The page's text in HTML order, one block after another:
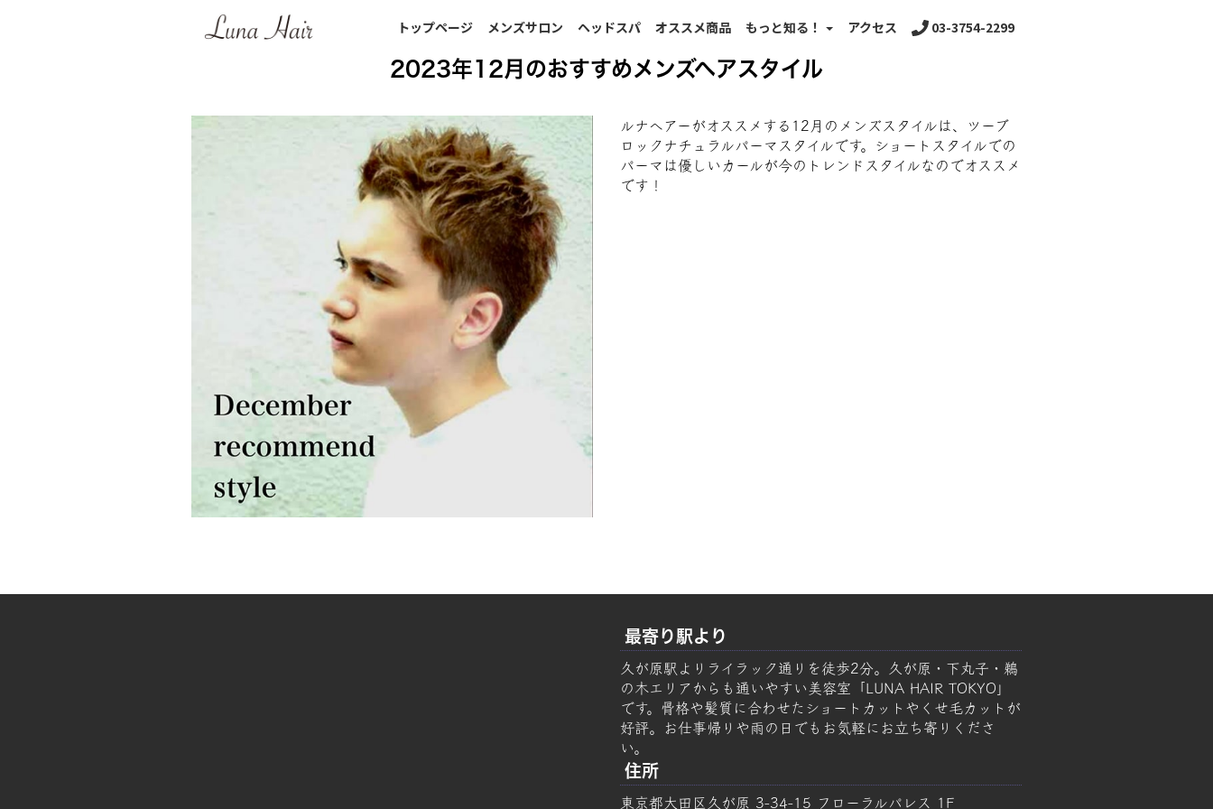
トップページ メンズサロン ヘッドスパ オススメ商品 もっと知る！ アクセス 03-3754-2299
2023年12月のおすすめメンズヘアスタイル
ルナへアーがオススメする12月のメンズスタイルは、ツーブ
ロックナチュラルパーマスタイルです。ショートスタイルでの
パーマは優しいカールが今のトレンドスタイルなのでオススメ
です！
最寄り駅より
久が原駅よりライラック通りを徒歩2分。久が原・下丸子・鵜
の木エリアからも通いやすい美容室「LUNA HAIR TOKYO」
です。骨格や髪質に合わせたショートカットやくせ毛カットが
好評。お仕事帰りや雨の日でもお気軽にお立ち寄りくださ
い。
住所
東京都大田区久が原 3-34-15 フローラルパレス 1F